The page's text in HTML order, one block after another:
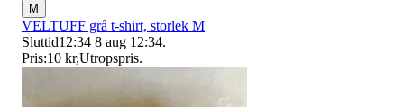
M
VELTUFF grå t-shirt, storlek M
Sluttid12:34 8 aug 12:34.
Pris:10 kr,Utropspris.